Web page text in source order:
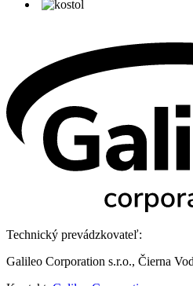
Technický prevádzkovateľ:
Galileo Corporation s.r.o., Čierna